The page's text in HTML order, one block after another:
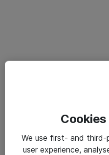
We use first- and
user experience,